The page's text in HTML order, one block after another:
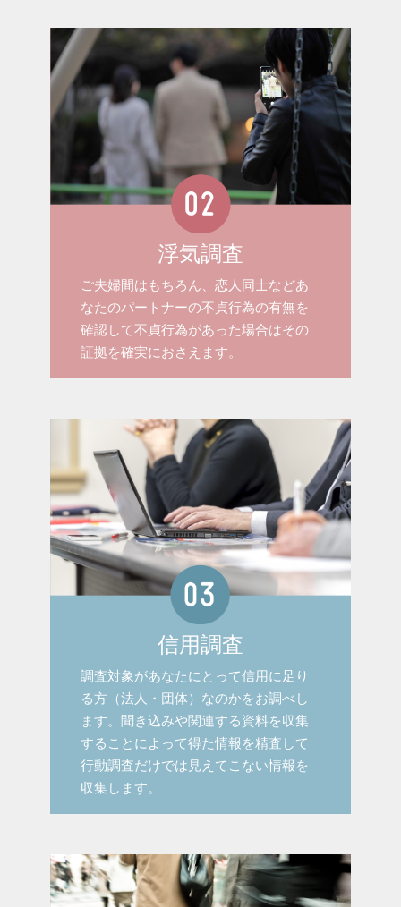
浮気調査
ご夫婦間はもちろん、恋人同士などあ
なたのパートナーの不貞行為の有無を
確認して不貞行為があった場合はその
証拠を確実におさえます。
信用調査
調査対象があなたにとって信用に足り
る方（法人・団体）なのかをお調べし
ます。聞き込みや関連する資料を収集
することによって得た情報を精査して
行動調査だけでは見えてこない情報を
収集します。